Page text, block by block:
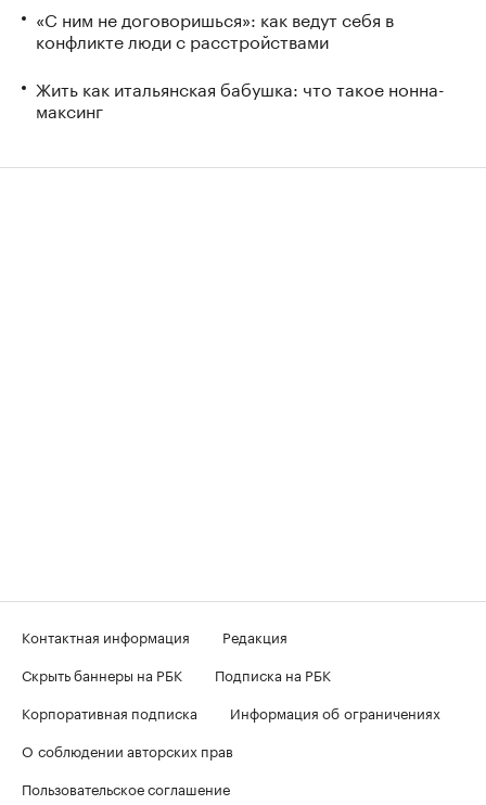
«С ним не договоришься»: как ведут себя в
конфликте люди с расстройствами
Жить как итальянская бабушка: что такое нонна-
максинг
Контактная информация
Редакция
Скрыть баннеры на РБК
Подписка на РБК
Корпоративная подписка
Информация об ограничениях
О соблюдении авторских прав
Пользовательское соглашение